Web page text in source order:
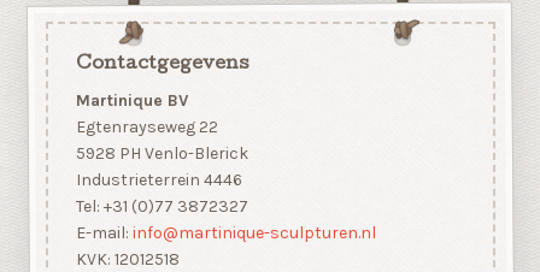
Contactgegevens
Martinique BV
Egtenrayseweg 22
5928 PH Venlo-Blerick
Industrieterrein 4446
Tel: +31 (0)77 3872327
E-mail: info@martinique-sculpturen.nl
KVK: 12012518